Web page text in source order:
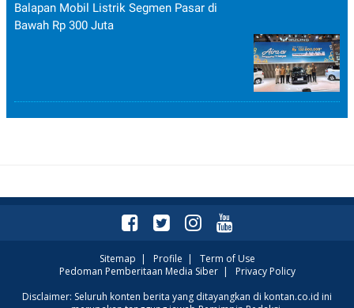
Balapan Mobil Listrik Segmen Pasar di
Bawah Rp 300 Juta
Sitemap | Profile | Term of Use
Pedoman Pemberitaan Media Siber| Privacy Policy
Disclaimer: Seluruh konten berita yang ditayangkan di kontan.co.id ini